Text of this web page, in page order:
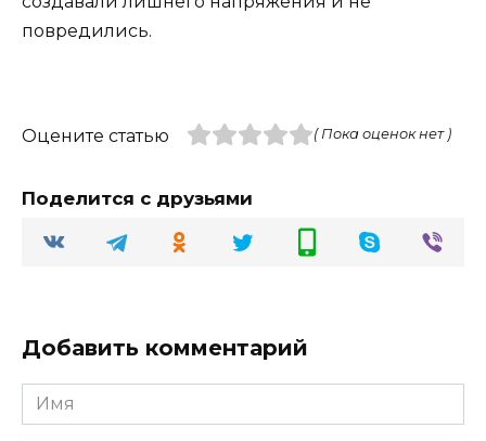
повредились.
Оцените статью ( Пока оценок нет )
Поделится с друзьями
Добавить комментарий
Имя